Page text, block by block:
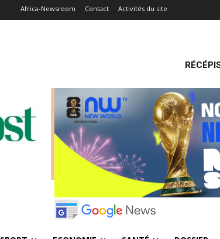
Africa-Newsroom Contact Activités du site